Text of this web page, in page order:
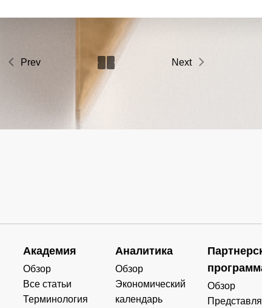
Prev Next
Академия
Обзор
Все статьи
Терминология
Аналитика
Обзор
Экономический
календарь
Обзор